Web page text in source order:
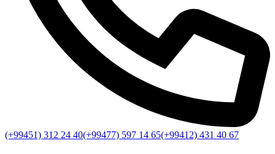
(+99451) 312 24 40(+99477) 597 14 65(+99412) 431 40 67